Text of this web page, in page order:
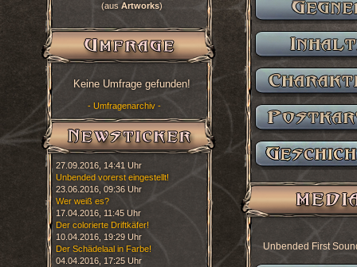
(aus Artworks)
Keine Umfrage gefunden!
- Umfragenarchiv -
27.09.2016, 14:41 Uhr
Unbended vorerst eingestellt!
23.06.2016, 09:36 Uhr
Wer weiß es?
17.04.2016, 11:45 Uhr
Der colorierte Driftkäfer!
10.04.2016, 19:29 Uhr
Der Schädelaal in Farbe!
04.04.2016, 17:25 Uhr
Unbended First